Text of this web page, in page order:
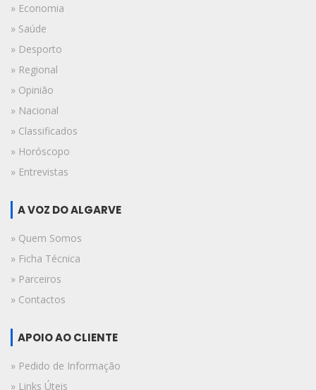
» Economia
» Saúde
» Desporto
» Regional
» Opinião
» Nacional
» Classificados
» Horóscopo
» Entrevistas
A VOZ DO ALGARVE
» Quem Somos
» Ficha Técnica
» Parceiros
» Contactos
APOIO AO CLIENTE
» Pedido de Informação
» Links Úteis